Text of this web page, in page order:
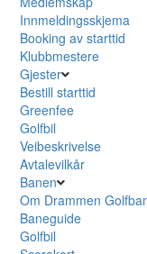
Innmeldingsskjema
Booking av starttid
Klubbmestere
Gjester
Bestill starttid
Greenfee
Golfbil
Veibeskrivelse
Avtalevilkår
Banen
Om Drammen
Baneguide
Golfbil